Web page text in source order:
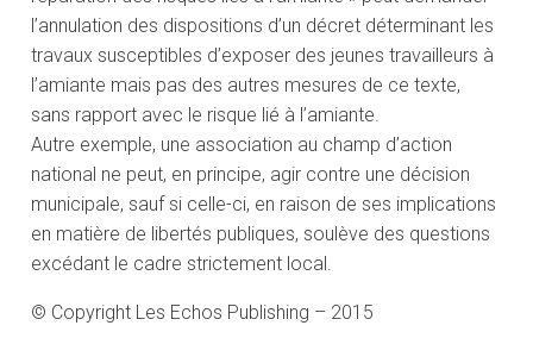
l’annulation des dispositions d’un décret déterminant les
travaux susceptibles d’exposer des jeunes travailleurs à
l’amiante mais pas des autres mesures de ce texte,
sans rapport avec le risque lié à l’amiante.
Autre exemple, une association au champ d’action
national ne peut, en principe, agir contre une décision
municipale, sauf si celle-ci, en raison de ses implications
en matière de libertés publiques, soulève des questions
excédant le cadre strictement local.
© Copyright Les Echos Publishing – 2015